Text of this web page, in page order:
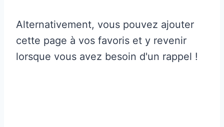
Alternativement, vous pouvez ajouter
cette page à vos favoris et y revenir
lorsque vous avez besoin d'un rappel !